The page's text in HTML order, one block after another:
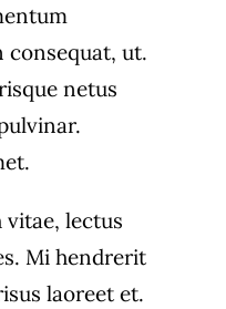
ut.
netus
lectus
Mi hendrerit
laoreet et.